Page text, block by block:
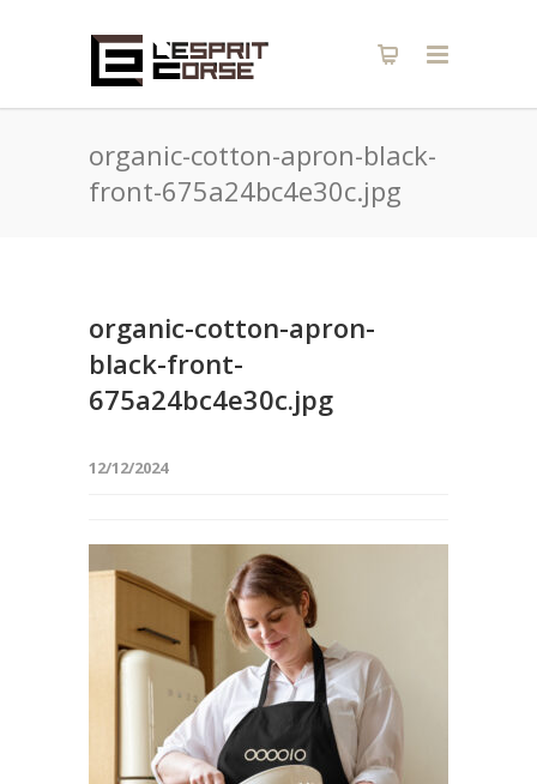
organic-cotton-apron-black-
front-675a24bc4e30c.jpg
organic-cotton-apron-
black-front-
675a24bc4e30c.jpg
12/12/2024